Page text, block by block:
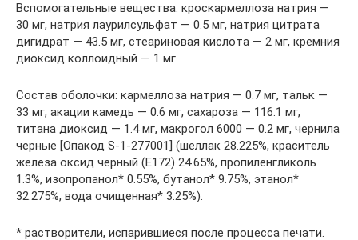
Вспомогательные вещества: кроскармеллоза натрия —
30 мг, натрия лаурилсульфат — 0.5 мг, натрия цитрата
дигидрат — 43.5 мг, стеариновая кислота — 2 мг, кремния
диоксид коллоидный — 1 мг.
Состав оболочки: кармеллоза натрия — 0.7 мг, тальк —
33 мг, акации камедь — 0.6 мг, сахароза — 116.1 мг,
титана диоксид — 1.4 мг, макрогол 6000 — 0.2 мг, чернила
черные [Опакод S-1-277001] (шеллак 28.225%, краситель
железа оксид черный (E172) 24.65%, пропиленгликоль
1.3%, изопропанол* 0.55%, бутанол* 9.75%, этанол*
32.275%, вода очищенная* 3.25%).
* растворители, испарившиеся после процесса печати.